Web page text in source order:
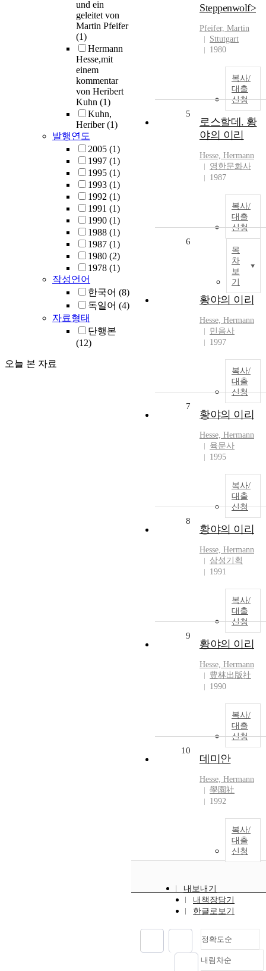
und ein
geleitet von
Martin Pfeifer
(1)
Hermann
Hesse,mit
einem
kommentar
von Heribert
Kuhn (1)
Kuhn,
Heriber(1)
발행연도
2005 (1)
1997 (1)
1995 (1)
1993 (1)
1992 (1)
1991 (1)
1990 (1)
1988 (1)
1987 (1)
1980 (2)
1978 (1)
작성언어
한국어 (8)
독일어 (4)
자료형태
단행본
(12)
오늘 본 자료
Steppenwolf>
Pfeifer, Martin
Sttutgart
1980
복사/
대출
신청
5
로스할데. 황
야의 이리
Hesse, Hermann
영한문화사
1987
복사/
대출
신청
목
차
보
기
6
황야의 이리
Hesse, Hermann
민음사
1997
복사/
대출
신청
7
황야의 이리
Hesse, Hermann
육문사
1995
복사/
대출
신청
8
황야의 이리
Hesse, Hermann
삼성기획
1991
복사/
대출
신청
9
황야의 이리
Hesse, Hermann
豊林出版社
1990
복사/
대출
신청
10
데미안
Hesse, Hermann
學園社
1992
복사/
대출
신청
내보내기
내책장담기
한글로보기
정확도순
정확도
내림차순